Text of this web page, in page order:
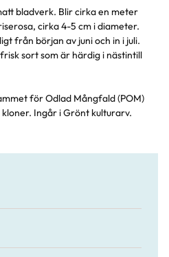
bladverk. Blir cirka en meter
cirka 4-5 cm i diameter.
från början av juni och in i juli.
sort som är härdig i nästintill
för Odlad Mångfald (POM)
Ingår i Grönt kulturarv.